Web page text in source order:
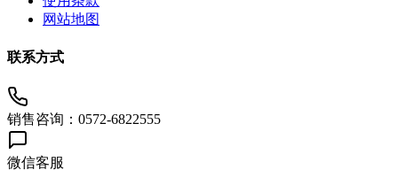
网站地图
联系方式
销售咨询：0572-6822555
微信客服